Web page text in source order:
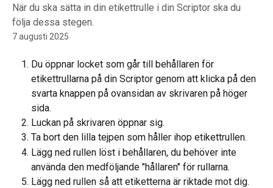
När du ska sätta in din etikettrulle i din Scriptor ska du
följa dessa stegen.
7 augusti 2025
Du öppnar locket som går till behållaren för
etikettrullarna på din Scriptor genom att klicka på den
svarta knappen på ovansidan av skrivaren på höger
sida.
Luckan på skrivaren öppnar sig.
Ta bort den lilla tejpen som håller ihop etikettrullen.
Lägg ned rullen löst i behållaren, du behöver inte
använda den medföljande "hållaren" för rullarna.
Lägg ned rullen så att etiketterna är riktade mot dig.